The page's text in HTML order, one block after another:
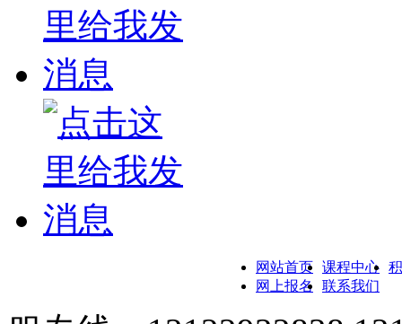
网站首页 课程中心
网上报名
联系我们